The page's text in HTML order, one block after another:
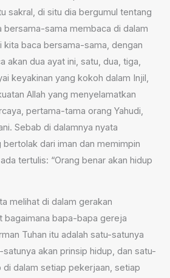
sakral, di situ dia bergumul tentang
bersama-sama membaca di dalam
kita baca bersama-sama, dengan
akan dua ayat ini, satu, dua, tiga,
keyakinan yang kokoh dalam Injil,
Allah yang menyelamatkan
pertama-tama orang Yahudi,
Sebab di dalamnya nyata
bertolak dari iman dan memimpin
tertulis: “Orang benar akan hidup
melihat di dalam gerakan
bagaimana bapa-bapa gereja
Tuhan itu adalah satu-satunya
akan prinsip hidup, dan satu-
di dalam setiap pekerjaan, setiap